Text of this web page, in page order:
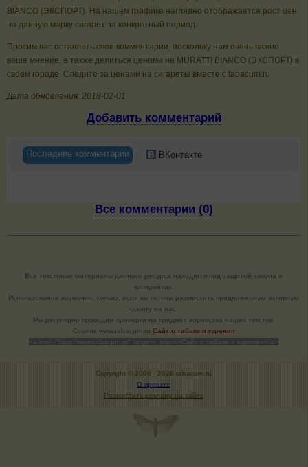
BIANCO (ЭКСПОРТ). На нашем графике наглядно отображается рост цен
на данную марку сигарет за конкретный период.
Просим вас оставлять свои комментарии, поскольку нам очень важно
ваше мнение, а также делиться ценами на MURATTI BIANCO (ЭКСПОРТ) в
своем городе. Следите за ценами на сигареты вместе с tabacum.ru
Дата обновления: 2018-02-01
Добавить комментарий
Последние комментарии ВКонтакте
Все комментарии (0)
Все текстовые материалы данного ресурса находятся под защитой закона о
копирайтах.
Использование возможно только, если вы готовы разместить предложенную активную
ссылку на нас.
Мы регулярно проводим проверки на предмет воровства наших текстов.
Cсылка www.tabacum.ru Сайт о табаке и курении
<a href="http://www.tabacum.ru" target=_blank>Сайт о табаке и курении</a>
Copyright © 2006 - 2026 tabacum.ru
О проекте
Разместить рекламу на сайте